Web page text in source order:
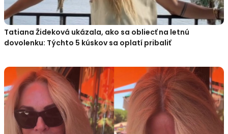
Tatiana Žideková ukázala, ako sa obliecť na letnú
dovolenku: Týchto 5 kúskov sa oplatí pribaliť